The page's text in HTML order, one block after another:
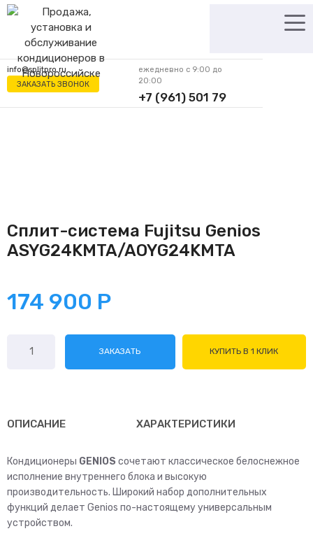
Перейти
содержимому
info@splitpro.ru
ЗАКАЗАТЬ ЗВОНОК
ежедневно с 9:00 до
20:00
+7 (961) 501 79
62
Сплит-система Fujitsu Genios
ASYG24KMTA/AOYG24KMTA
174 900 Р
товара
ЗАКАЗАТЬ КУПИТЬ В 1 КЛИК
ОПИСАНИЕ ХАРАКТЕРИСТИКИ
Кондиционеры GENIOS сочетают классическое белоснежное
исполнение внутреннего блока и высокую
производительность. Широкий набор дополнительных
функций делает Genios по-настоящему универсальным
устройством.